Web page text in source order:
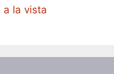
a la vista